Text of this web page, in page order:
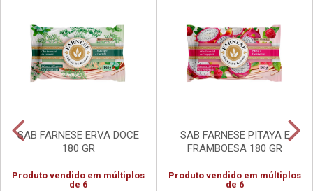
SAB FARNESE ERVA DOCE
180 GR
Produto vendido em múltiplos
de 6
SAB FARNESE PITAYA E
FRAMBOESA 180 GR
Produto vendido em múltiplos
de 6